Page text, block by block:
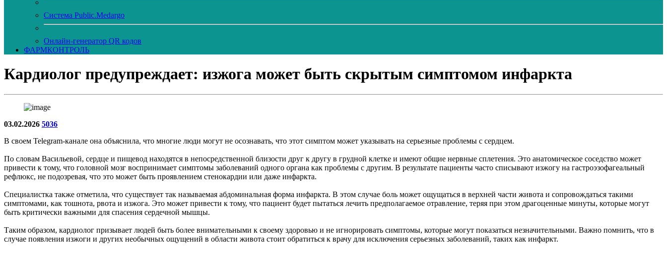
Система Public.Medargo
Онлайн-генератор QR кодов
ФАРМКОНТРОЛЬ
Кардиолог предупреждает: изжога может быть скрытым симптомом инфаркта
03.02.2026 5036
В своем Telegram-канале она объяснила, что многие люди могут не осознавать, что этот симптом может указывать на серьезные проблемы с сердцем.
По словам Васильевой, сердце и пищевод находятся в непосредственной близости друг к другу в грудной клетке и имеют общие нервные сплетения. Это анатомическое соседство может
привести к тому, что головной мозг воспринимает симптомы заболеваний одного органа как проблемы с другим. В результате пациенты часто списывают изжогу на гастроэзофагеальный
рефлюкс, не подозревая, что это может быть проявлением стенокардии или даже инфаркта.
Специалистка также отметила, что существует так называемая абдоминальная форма инфаркта. В этом случае боль может ощущаться в верхней части живота и сопровождаться такими
симптомами, как тошнота, рвота и изжога. Это может привести к тому, что пациент будет пытаться лечить предполагаемое отравление, теряя при этом драгоценные минуты, которые могут
быть критически важными для спасения сердечной мышцы.
Таким образом, кардиолог призывает людей быть более внимательными к своему здоровью и не игнорировать симптомы, которые могут показаться незначительными. Важно помнить, что в
случае появления изжоги и других необычных ощущений в области живота стоит обратиться к врачу для исключения серьезных заболеваний, таких как инфаркт.